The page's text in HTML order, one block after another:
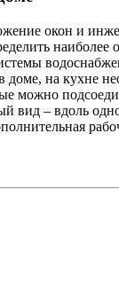
окон и
на кухне
можно
вид – вдоль